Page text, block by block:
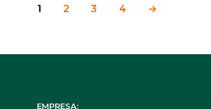
1 2 3 4 →
EMPRESA: